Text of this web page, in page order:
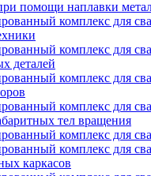
помощи наплавки
комплекс для
комплекс для
деталей
комплекс для
комплекс для
тел вращения
комплекс для
комплекс для
каркасов